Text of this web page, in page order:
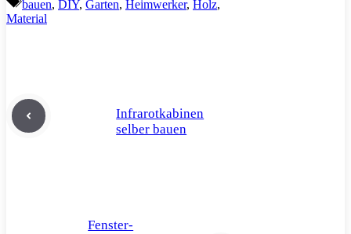
bauen, DIY, Garten, Heimwerker, Holz,
Material
Infrarotkabinen
selber bauen
Fenster-